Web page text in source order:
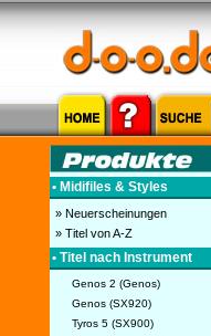
• Midifiles & Styles
» Neuerscheinungen
» Titel von A-Z
• Titel nach Instrument
Genos 2 (Genos)
Genos (SX920)
Tyros 5 (SX900)